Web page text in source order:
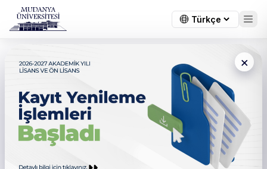
×
Sağlık Bilimleri Fakültesi -
Bilimsel Araştırma Komisyonu